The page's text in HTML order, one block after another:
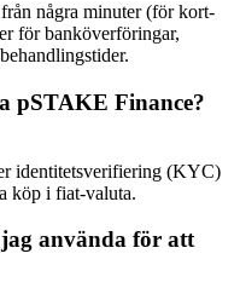
några minuter (för kort-
för banköverföringar,
pSTAKE Finance?
identitetsverifiering (KYC)
köp i fiat-valuta.
använda för att